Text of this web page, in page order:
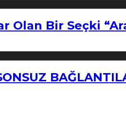
Olan Bir Seçki